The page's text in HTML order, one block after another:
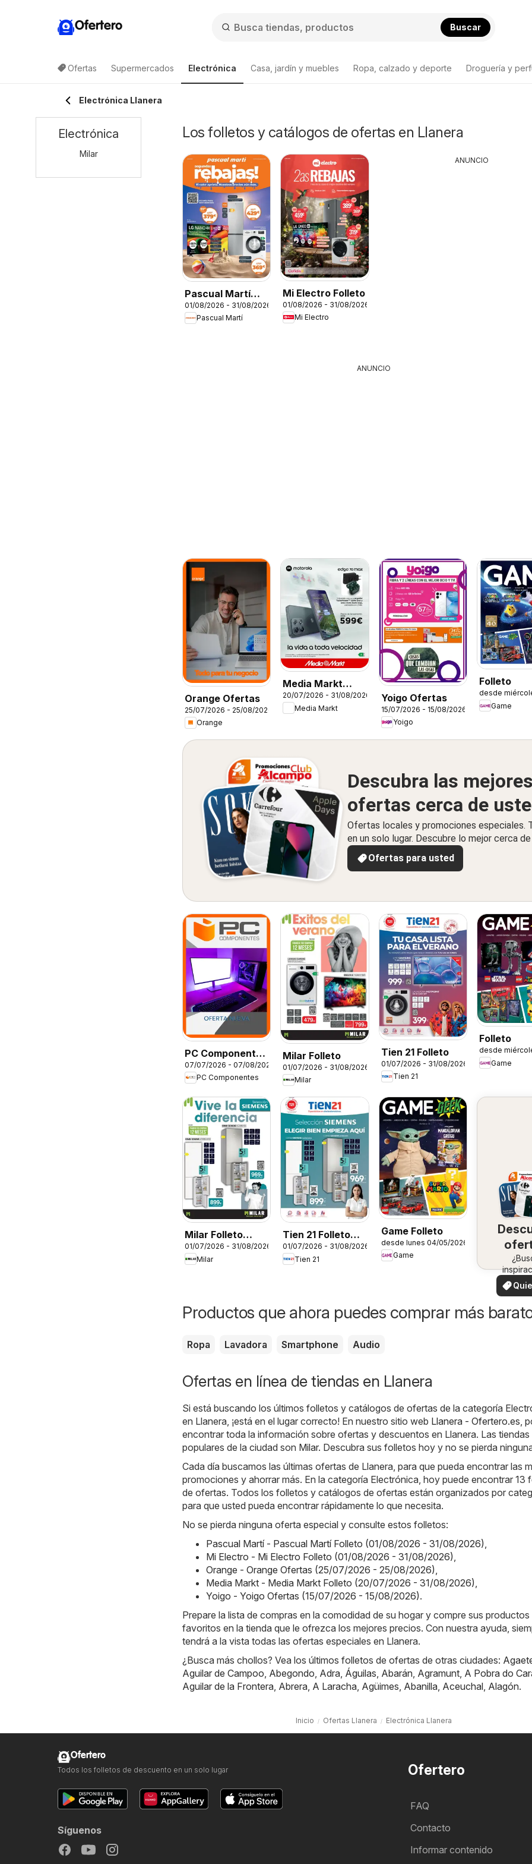
Ofertero Buscar
Ofertas Supermercados Electrónica Casa, jardín y muebles Ropa, calzado y deporte Droguería y
Electrónica Llanera
Los folletos y catálogos de ofertas en Llanera
Pascual Martí
Folleto
01/08/2026 - 31/08/2026
Pascual Martí
Mi Electro Folleto
01/08/2026 - 31/08/2026
Mi Electro
ANUNCIO
ANUNCIO
Orange Ofertas
25/07/2026 - 25/08/2026
Orange
Media Markt
Folleto
20/07/2026 - 31/08/2026
Media Markt
Yoigo Ofertas
15/07/2026 - 15/08/2026
Yoigo
Folleto
desde
Game
Descubra las mejores
ofertas cerca de
Ofertas locales y promociones especiales.
en un solo lugar. Descubre lo mejor cerca
Ofertas para usted
PC Componentes
Folleto
07/07/2026 - 07/08/2026
PC Componentes
Milar Folleto
01/07/2026 - 31/08/2026
Milar
Tien 21 Folleto
01/07/2026 - 31/08/2026
Tien 21
Folleto
desde
Game
Milar Folleto
Siemens
01/07/2026 - 31/08/2026
Milar
Tien 21 Folleto
Siemens
01/07/2026 - 31/08/2026
Tien 21
Game Folleto
desde lunes 04/05/2026
Game
en
¡Vea
ofertas
ver
Productos que ahora puedes comprar más
Ropa Lavadora Smartphone Audio
Ofertas en línea de tiendas en Llanera
Si está buscando los últimos folletos y catálogos de ofertas de la categoría
en Llanera, ¡está en el lugar correcto! En nuestro sitio web Llanera - Ofertero.es,
encontrar toda la información sobre ofertas y descuentos en Llanera. Las tiendas
populares de la ciudad son Milar. Descubra sus folletos hoy y no se pierda
Cada día buscamos las últimas ofertas de Llanera, para que pueda encontrar las
promociones y ahorrar más. En la categoría Electrónica, hoy puede encontrar 13
de ofertas. Todos los folletos y catálogos de ofertas están organizados por
para que usted pueda encontrar rápidamente lo que necesita.
No se pierda ninguna oferta especial y consulte estos folletos:
Pascual Martí - Pascual Martí Folleto (01/08/2026 - 31/08/2026),
Mi Electro - Mi Electro Folleto (01/08/2026 - 31/08/2026),
Orange - Orange Ofertas (25/07/2026 - 25/08/2026),
Media Markt - Media Markt Folleto (20/07/2026 - 31/08/2026),
Yoigo - Yoigo Ofertas (15/07/2026 - 15/08/2026).
Prepare la lista de compras en la comodidad de su hogar y compre sus productos
favoritos en la tienda que le ofrezca los mejores precios. Con nuestra ayuda,
tendrá a la vista todas las ofertas especiales en Llanera.
¿Busca más chollos? Vea los últimos folletos de ofertas de otras ciudades:
Aguilar de Campoo, Abegondo, Adra, Águilas, Abarán, Agramunt, A Pobra do
Aguilar de la Frontera, Abrera, A Laracha, Agüimes, Abanilla, Aceuchal, Alagón.
Inicio Ofertas Llanera Electrónica Llanera
Electrónica
Milar
Ofertero
FAQ
Contacto
Informar contenido
Ofertero
Todos los folletos de descuento en un solo lugar
Síguenos